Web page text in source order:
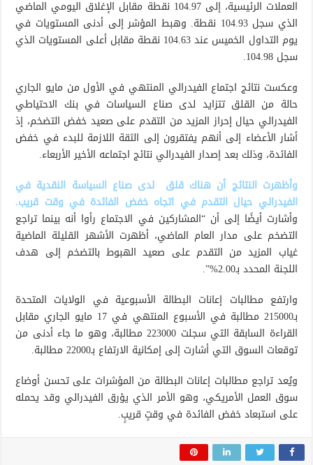
العملات الرئيسية، إلى 104.97 نقطة مقابل الإغلاق اليومي الماضي
الذي سجل 104.93 نقطة. وهبط المؤشر إلى أدنى المستويات في
يوم التداول الخميس عند 104.63 نقطة مقابل أعلى المستويات الذي
سجل 104.98.
وعكست نتائج اجتماع الفيدرالي المنتهي في الأول من مايو الجاري
حالة من القلق تتزايد لدى صناع السياسات في بنك الاحتياطي
الفيدرالي حيال إحراز المزيد من التقدم على صعيد خفض التضخم، إذ
أشار الأعضاء إلى أنهم يفتقرون إلى الثقة اللازمة للبدء في خفض
الفائدة، وذلك بعد إصدار الفيدرالي نتائج اجتماعه الأخير الأربعاء.
وأظهرت النتائج أن هناك قلق لدى صناع السياسة النقدية في
الفيدرالي حيال التقدم في اتجاه خفض الفائدة في وقت قريب.
وأشارت أيضًا إلى أن “المشاركين في الاجتماع رأوا أنه بينما تراجع
التضخم على مدار العام الماضي، أظهرت الأشهر القليلة الماضية
غياب المزيد من التقدم على صعيد الهبوط بالتضخم إلى هدف
اللجنة المحدد بـ2.00%”.
وارتفع مطالبات إعانات البطالة الأسبوعية في الولايات المتحدة
بـ215000 مطالبة في الأسبوع المنتهي في 17 مايو الجاري مقابل
القراءة السابقة التي سجلت 223000 مطالبة، وهو ما جاء أدنى من
توقعات السوق التي أشارت إلى إمكانية الارتفاع بـ22000 مطالبة.
ويُعد تراجع مطالبات إعانات البطالة من المؤشرات على تحسن أوضاع
سوق العمل الأمريكي، وهو الأمر الذي يؤرق الفيدرالي وقد يحمله
على استبعاد خفض الفائدة في وقتٍ قريبٍ.